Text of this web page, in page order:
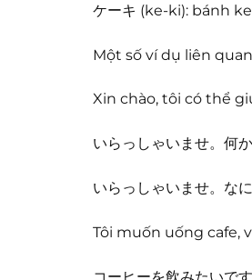
ケーキ (ke-ki): bánh
Một số ví dụ liên
Xin chào, tôi có thể
いらっしゃいませ。何
いらっしゃいませ。な
Tôi muốn uống cafe,
コーヒーを飲みたいで